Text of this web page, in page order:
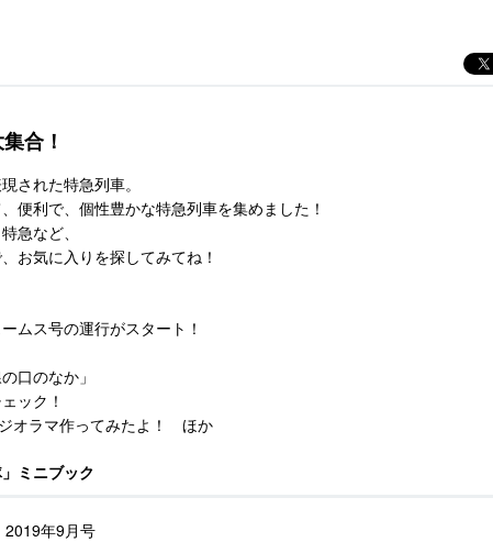
合！
された特急列車。
便利で、個性豊かな特急列車を集めました！
急など、
お気に入りを探してみてね！
ムス号の運行がスタート！
口のなか」
ック！
オラマ作ってみたよ！ ほか
ミニブック
年9月号